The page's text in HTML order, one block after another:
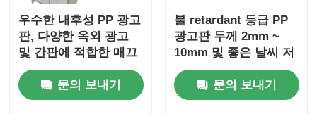
우수한 내후성 PP 광고
판, 다양한 옥외 광고
및 간판에 적합한 매끄
럽거나 무광택 표면 마
감 제공문의 보내기
불 retardant 등급 PP
광고판 두께 2mm ~
10mm 및 좋은 날씨 저
항을 제공하는 야외 표
지판에 적합문의 보내기